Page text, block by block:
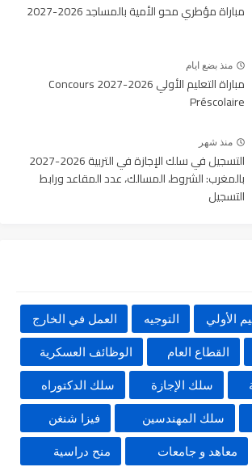
مباراة مؤطري محو الأمية بالمساجد 2026-2027
منذ بضع ايام
مباراة التعليم الأولي 2026-2027 Concours
Préscolaire
منذ شهر
التسجيل في سلك الإجازة في التربية 2026-2027
بالمغرب: الشروط، المسالك، عدد المقاعد ورابط
التسجيل
الأولي التوجيه العمل في الخارج
القطاع العام الوظائف العسكرية
سلك الإجازة سلك الدكتوراه
سلك المهندسين فيزا شنغن
معاهد و جامعات منح دراسية